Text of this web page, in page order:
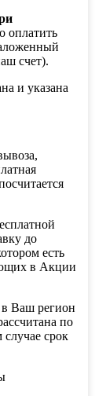
оплатить
счет).
и указана
до
есть
в Акции
в Ваш регион
по
срок